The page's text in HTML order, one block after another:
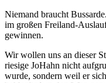
Niemand braucht
im großen Freiland-
gewinnen.
Wir wollen uns an dieser
riesige JoHahn nicht
wurde, sondern weil er